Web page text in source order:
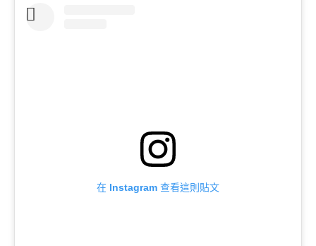
在 Instagram 查看這則貼文